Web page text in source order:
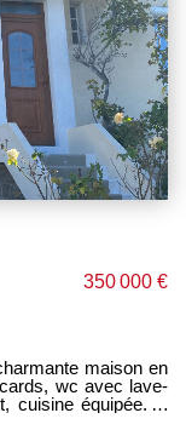
350 000 €
maison en
cuisine équipée. A